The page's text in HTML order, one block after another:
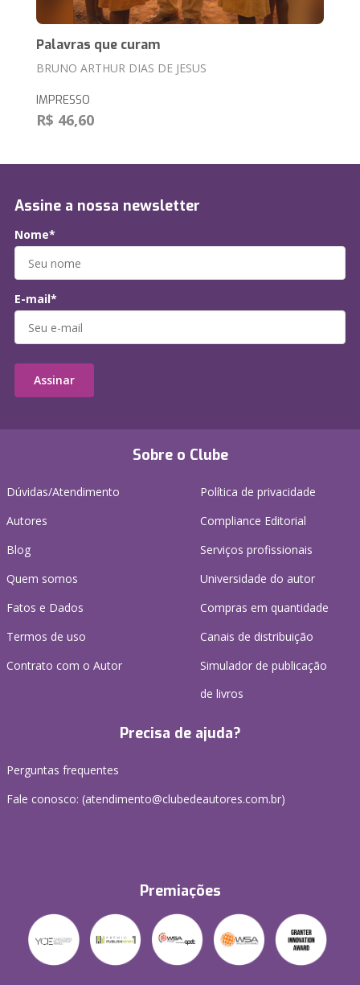
Palavras que curam
BRUNO ARTHUR DIAS DE JESUS
IMPRESSO
R$ 46,60
Sobre o Clube
Dúvidas/Atendimento
Autores
Blog
Quem somos
Fatos e Dados
Termos de uso
Contrato com o Autor
Política de privacidade
Compliance Editorial
Serviços profissionais
Universidade do autor
Compras em quantidade
Canais de distribuição
Simulador de publicação
de livros
Precisa de ajuda?
Perguntas frequentes
Fale conosco: (atendimento@clubedeautores.com.br)
Premiações
Assine a nossa newsletter
Nome*
E-mail*
Assinar